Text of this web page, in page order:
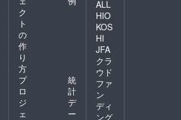
ク
ト
の
作
り
方
プ
ロ
ジ
ェ
統
計
デ
ー
ALL
HIO
KOS
HI
JFA
クラ
ウド
ファ
ン
ディ
ング